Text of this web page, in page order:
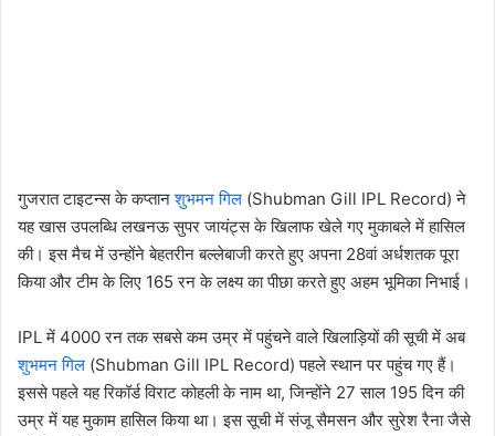
गुजरात टाइटन्स के कप्तानशुभमन गिल (Shubman Gill IPL Record) ने
यह खास उपलब्धि लखनऊ सुपर जायंट्स के खिलाफ खेले गए मुकाबले में हासिल
की। इस मैच में उन्होंने बेहतरीन बल्लेबाजी करते हुए अपना 28वां अर्धशतक पूरा
किया और टीम के लिए 165 रन के लक्ष्य का पीछा करते हुए अहम भूमिका निभाई।
IPL में 4000 रन तक सबसे कम उम्र में पहुंचने वाले खिलाड़ियों की सूची में अब
शुभमन गिल (Shubman Gill IPL Record) पहले स्थान पर पहुंच गए हैं।
इससे पहले यह रिकॉर्ड विराट कोहली के नाम था, जिन्होंने 27 साल 195 दिन की
उम्र में यह मुकाम हासिल किया था। इस सूची में संजू सैमसन और सुरेश रैना जैसे